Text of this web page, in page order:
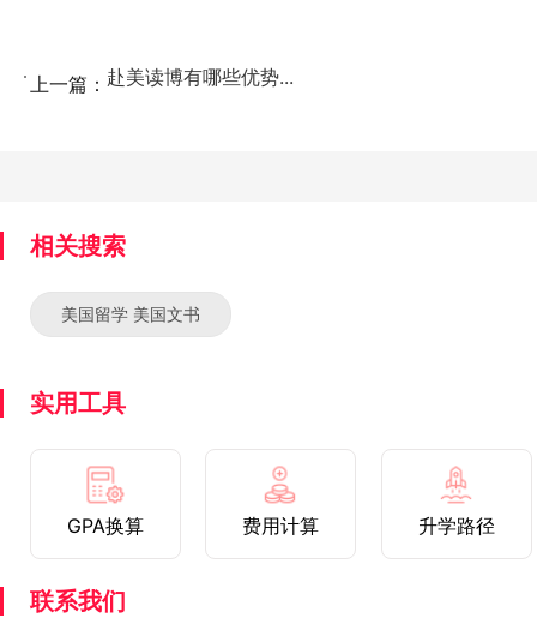
上一篇： 赴美读博有哪些优势...
相关搜索
美国留学 美国文书
实用工具
GPA换算 费用计算 升学路径
联系我们